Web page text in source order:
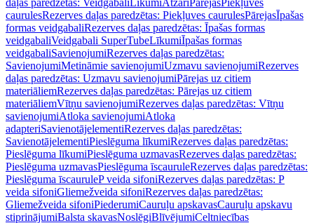
daļas paredzētas: Veidgabali LīkumiAtzari PārejasPiekļuves
caurulesRezerves daļas paredzētas: Piekļuves caurulesPārejasĪpašas
formas veidgabaliRezerves daļas paredzētas: Īpašas formas
veidgabaliVeidgabali SuperTubeLīkumiĪpašas formas
veidgabaliSavienojumiRezerves daļas paredzētas:
SavienojumiMetināmie savienojumiUzmavu savienojumiRezerves
daļas paredzētas: Uzmavu savienojumiPārejas uz citiem
materiāliemRezerves daļas paredzētas: Pārejas uz citiem
materiāliemVītņu savienojumiRezerves daļas paredzētas: Vītņu
savienojumiAtloka savienojumiAtloka
adapteriSavienotājelementiRezerves daļas paredzētas:
SavienotājelementiPieslēguma līkumiRezerves daļas paredzētas:
Pieslēguma līkumiPieslēguma uzmavasRezerves daļas paredzētas:
Pieslēguma uzmavasPieslēguma īscauruleRezerves daļas paredzētas:
Pieslēguma īscauruleP veida sifoniRezerves daļas paredzētas: P
veida sifoniGliemežveida sifoniRezerves daļas paredzētas:
Gliemežveida sifoniPiederumiCauruļu apskavasCauruļu apskavu
stiprinājumiBalsta skavasNoslēgiBlīvējumiCeltniecības